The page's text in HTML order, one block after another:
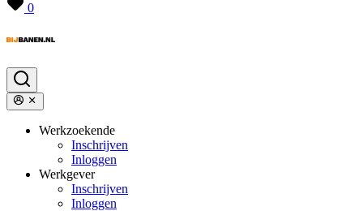
0
Werkzoekende
Inschrijven
Inloggen
Werkgever
Inschrijven
Inloggen